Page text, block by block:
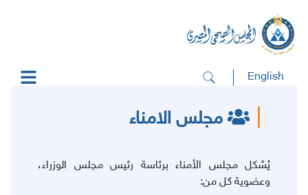
English
مجلس الامناء
يُشكل مجلس الأمناء برئاسة رئيس مجلس الوزراء،
وعضوية كل من: